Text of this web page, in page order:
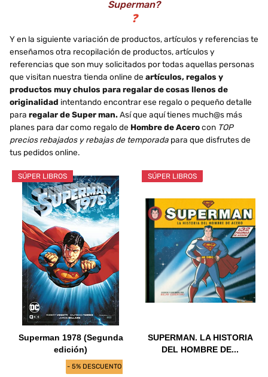
Superman?
❓
Y en la siguiente variación de productos, artículos y referencias te
enseñamos otra recopilación de productos, artículos y
referencias que son muy solicitados por todas aquellas personas
que visitan nuestra tienda online de artículos, regalos y
productos muy chulos para regalar de cosas llenos de
originalidad intentando encontrar ese regalo o pequeño detalle
para regalar de Super man.Así que aquí tienes much@s más
planes para dar como regalo de Hombre de Acerocon TOP
precios rebajados y rebajas de temporada para que disfrutes de
tus pedidos online.
- 5% DESCUENTO
SÚPER LIBROS
Superman 1978 (Segunda
edición)
SÚPER LIBROS
SUPERMAN. LA HISTORIA
DEL HOMBRE DE...